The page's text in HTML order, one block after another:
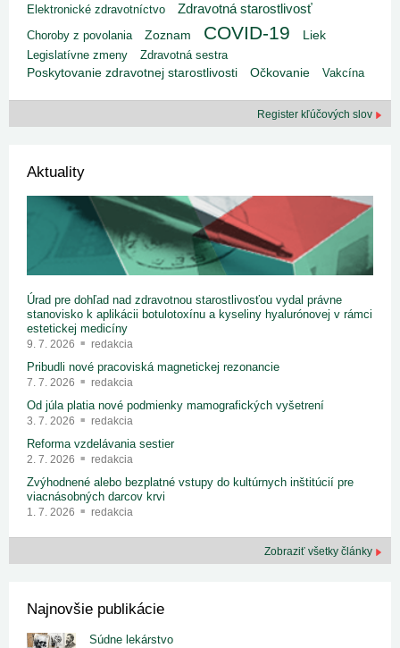
Elektronické zdravotníctvo
Zdravotná starostlivosť
Choroby z povolania Zoznam COVID-19 Liek
Legislatívne zmeny Zdravotná sestra
Poskytovanie zdravotnej starostlivosti Očkovanie Vakcína
Register kľúčových slov
Aktuality
Úrad pre dohľad nad zdravotnou starostlivosťou vydal právne
stanovisko k aplikácii botulotoxínu a kyseliny hyalurónovej v rámci
estetickej medicíny
9. 7. 2026 redakcia
Pribudli nové pracoviská magnetickej rezonancie
7. 7. 2026 redakcia
Od júla platia nové podmienky mamografických vyšetrení
3. 7. 2026 redakcia
Reforma vzdelávania sestier
2. 7. 2026 redakcia
Zvýhodnené alebo bezplatné vstupy do kultúrnych inštitúcií pre
viacnásobných darcov krvi
1. 7. 2026 redakcia
Zobraziť všetky články
Najnovšie publikácie
Súdne lekárstvo